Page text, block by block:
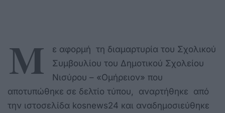
Μ
ε αφορμή τη διαμαρτυρία του Σχολικού
Συμβουλίου του Δημοτικού Σχολείου
Νισύρου – «Ομήρειον» που
αποτυπώθηκε σε δελτίο τύπου, αναρτήθηκε από
την ιστοσελίδα kosnews24 και αναδημοσιεύθηκε